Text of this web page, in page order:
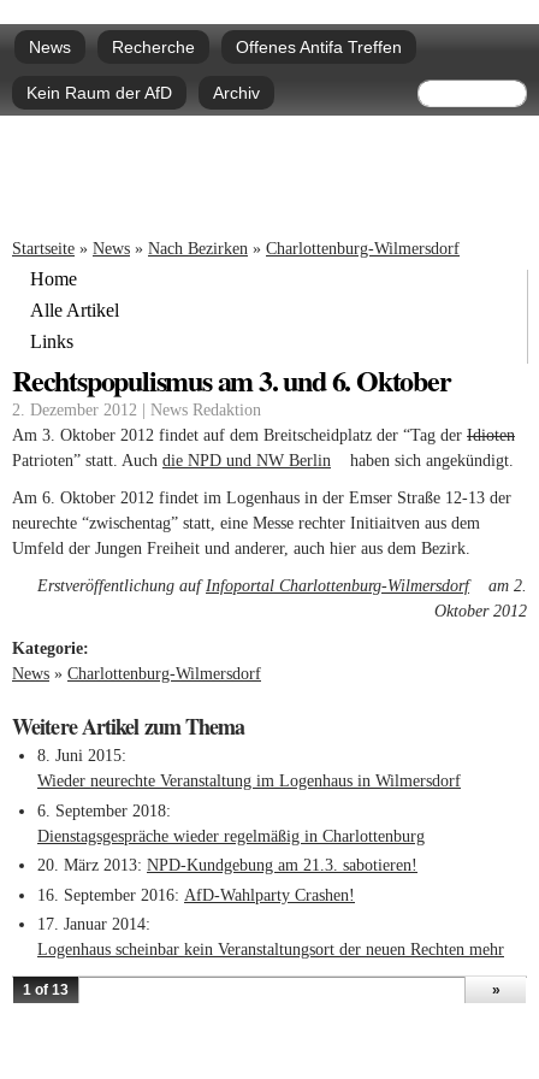
zum
Hauptmenü
News Recherche Offenes Antifa Treffen
Kein Raum der AfD Archiv Suche
Sie sind hier
Startseite » News » Nach Bezirken » Charlottenburg-Wilmersdorf
Home
Alle Artikel
Links
Rechtspopulismus am 3. und 6. Oktober
2. Dezember 2012 | News Redaktion
Am 3. Oktober 2012 findet auf dem Breitscheidplatz der “Tag der Idioten
Patrioten” statt. Auch die NPD und NW Berlin (link is external)
haben sich angekündigt.
Am 6. Oktober 2012 findet im Logenhaus in der Emser Straße 12-13 der
neurechte “zwischentag” statt, eine Messe rechter Initiaitven aus dem
Umfeld der Jungen Freiheit und anderer, auch hier aus dem Bezirk.
Erstveröffentlichung aufInfoportal Charlottenburg-Wilmersdorf
(link is
external)
am 2.
Oktober 2012
Kategorie:
News » Charlottenburg-Wilmersdorf
Weitere Artikel zum Thema
8. Juni 2015
Wieder neurechte Veranstaltung im Logenhaus in Wilmersdorf
6. September 2018
Dienstagsgespräche wieder regelmäßig in Charlottenburg
20. März 2013 NPD-Kundgebung am 21.3. sabotieren!
16. September 2016 AfD-Wahlparty Crashen!
17. Januar 2014
Logenhaus scheinbar kein Veranstaltungsort der neuen Rechten mehr
1 of 13 »